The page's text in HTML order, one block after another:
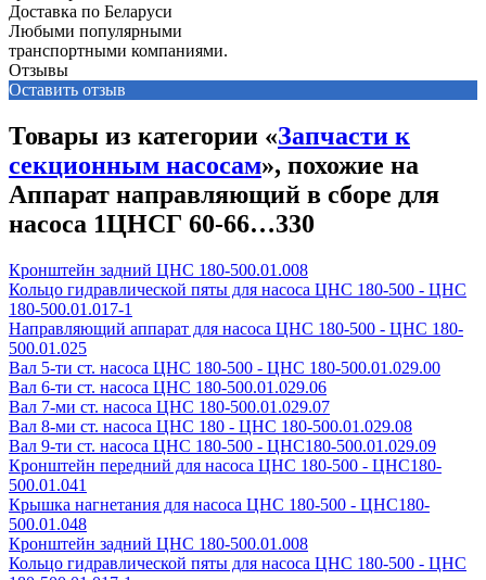
Доставка по Беларуси
Любыми популярными
транспортными компаниями.
Отзывы
Оставить отзыв
Товары из категории «Запчасти к
секционным насосам», похожие на
Аппарат направляющий в сборе для
насоса 1ЦНСГ 60-66…330
Кронштейн задний ЦНС 180-500.01.008
Кольцо гидравлической пяты для насоса ЦНС 180-500 - ЦНС
180-500.01.017-1
Направляющий аппарат для насоса ЦНС 180-500 - ЦНС 180-
500.01.025
Вал 5-ти ст. насоса ЦНС 180-500 - ЦНС 180-500.01.029.00
Вал 6-ти ст. насоса ЦНС 180-500.01.029.06
Вал 7-ми ст. насоса ЦНС 180-500.01.029.07
Вал 8-ми ст. насоса ЦНС 180 - ЦНС 180-500.01.029.08
Вал 9-ти ст. насоса ЦНС 180-500 - ЦНС180-500.01.029.09
Кронштейн передний для насоса ЦНС 180-500 - ЦНС180-
500.01.041
Крышка нагнетания для насоса ЦНС 180-500 - ЦНС180-
500.01.048
Кронштейн задний ЦНС 180-500.01.008
Кольцо гидравлической пяты для насоса ЦНС 180-500 - ЦНС